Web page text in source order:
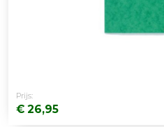
Prijs:
€ 26,95